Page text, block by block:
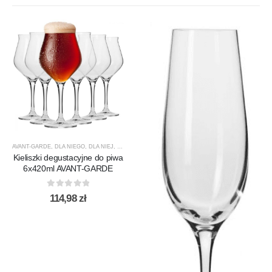
AVANT-GARDE DLA NIEGO DLA NIEJ
Kieliszki degustacyjne do piwa
6x420ml AVANT-GARDE
0out of 5
114,98zł